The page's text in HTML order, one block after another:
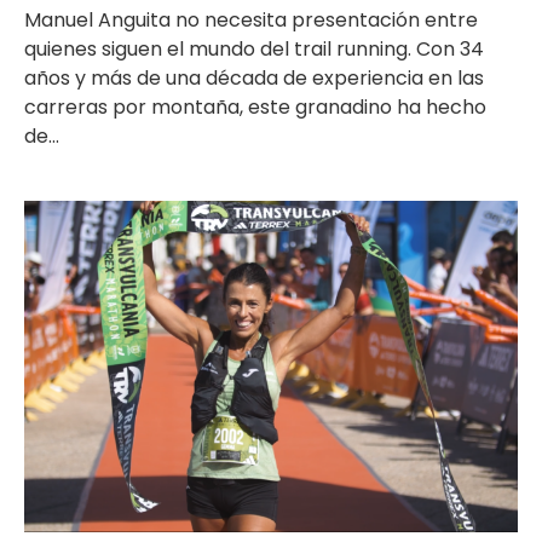
Manuel Anguita no necesita presentación entre
quienes siguen el mundo del trail running. Con 34
años y más de una década de experiencia en las
carreras por montaña, este granadino ha hecho
de...